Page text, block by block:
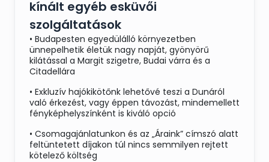
kínált egyéb esküvői
szolgáltatások
• Budapesten egyedülálló környezetben
ünnepelhetik életük nagy napját, gyönyörű
kilátással a Margit szigetre, Budai várra és a
Citadellára
• Exkluzív hajókikötőnk lehetővé teszi a Dunáról
való érkezést, vagy éppen távozást, mindemellett
fényképhelyszínként is kiváló opció
• Csomagajánlatunkon és az „Áraink” címszó alatt
feltüntetett díjakon túl nincs semmilyen rejtett
kötelező költség